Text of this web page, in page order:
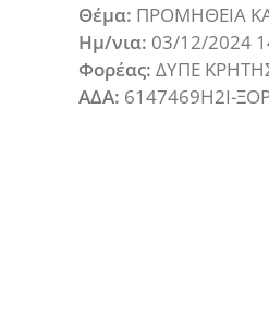
Θέμα: ΠΡΟΜΗΘΕΙΑ
Ημ/νια: 03/12/2024
Φορέας: ΔΥΠΕ
ΑΔΑ: 6147469Η2Ι-